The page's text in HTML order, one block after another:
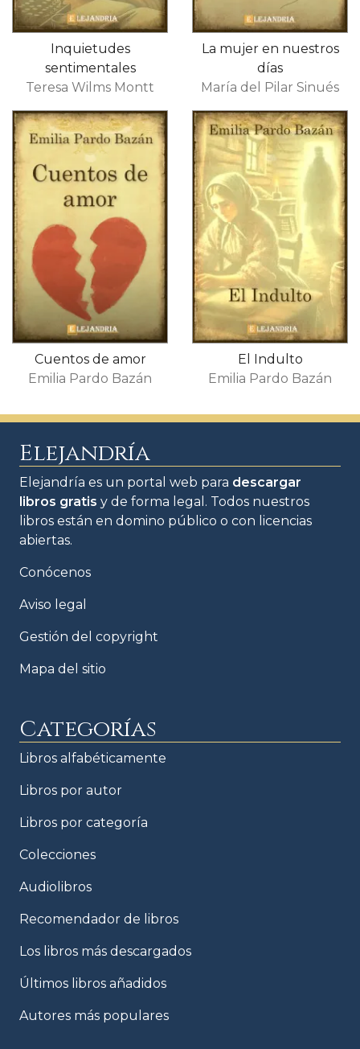
Inquietudes
sentimentales
Teresa Wilms Montt
La mujer en nuestros
días
María del Pilar Sinués
Cuentos de amor
Emilia Pardo Bazán
El Indulto
Emilia Pardo Bazán
Elejandría
Elejandría es un portal web para descargar
libros gratis y de forma legal. Todos nuestros
libros están en domino público o con licencias
abiertas.
Conócenos
Aviso legal
Gestión del copyright
Mapa del sitio
Categorías
Libros alfabéticamente
Libros por autor
Libros por categoría
Colecciones
Audiolibros
Recomendador de libros
Los libros más descargados
Últimos libros añadidos
Autores más populares